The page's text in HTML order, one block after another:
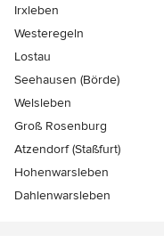
Irxleben
Westeregeln
Lostau
Seehausen (Börde)
Welsleben
Groß Rosenburg
Atzendorf (Staßfurt)
Hohenwarsleben
Dahlenwarsleben